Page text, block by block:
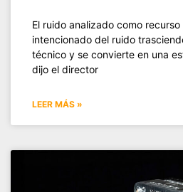
El ruido analizado como
intencionado del ruido
técnico y se convierte en una
dijo el director
LEER MÁS »